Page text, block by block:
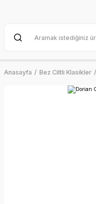
Anasayfa Bez Ciltli Klasikler